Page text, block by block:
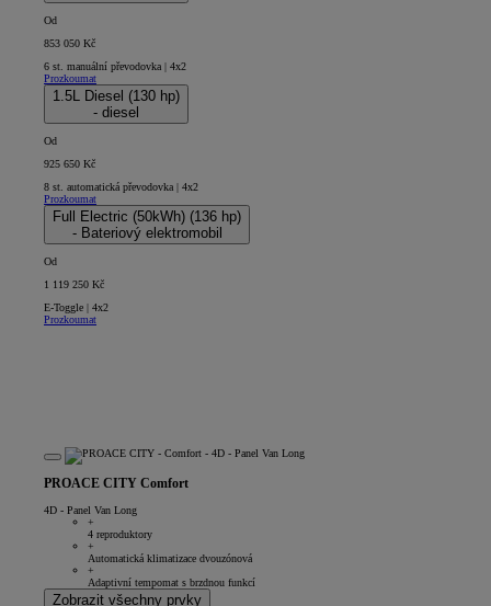
Od
853 050 Kč
6 st. manuální převodovka | 4x2
Prozkoumat
1.5L Diesel (130 hp)
- diesel
Od
925 650 Kč
8 st. automatická převodovka | 4x2
Prozkoumat
Full Electric (50kWh) (136 hp)
- Bateriový elektromobil
Od
1 119 250 Kč
E-Toggle | 4x2
Prozkoumat
PROACE CITY Comfort
4D - Panel Van Long
+
4 reproduktory
+
Automatická klimatizace dvouzónová
+
Adaptivní tempomat s brzdnou funkcí
Zobrazit všechny prvky